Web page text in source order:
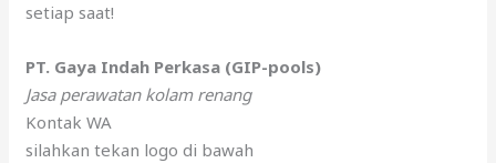
setiap saat!
PT. Gaya Indah Perkasa (GIP-pools)
Jasa perawatan kolam renang
Kontak WA
silahkan tekan logo di bawah